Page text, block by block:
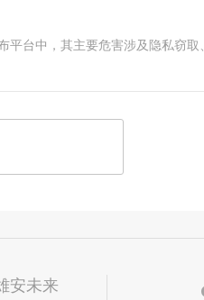
台中，其主要危害涉及隐私窃
安未来